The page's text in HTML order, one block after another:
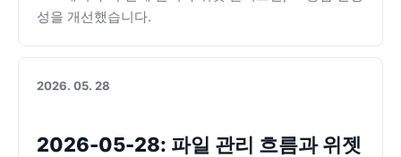
성을 개선했습니다.
2026. 05. 28
2026-05-28: 파일 관리 흐름과 위젯